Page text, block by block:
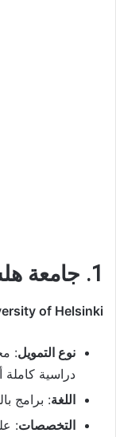
1. جامعة هلسنكي – فنلندا
of Helsinki
نوع التمويل:
دراسية كاملة
اللغة: برامج
التخصصات: